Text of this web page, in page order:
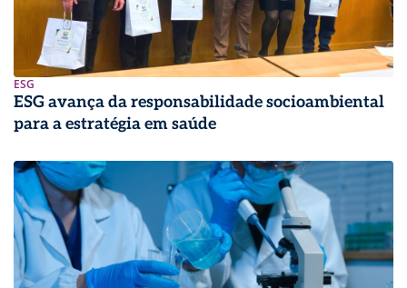
ESG
ESG avança da responsabilidade socioambiental
para a estratégia em saúde